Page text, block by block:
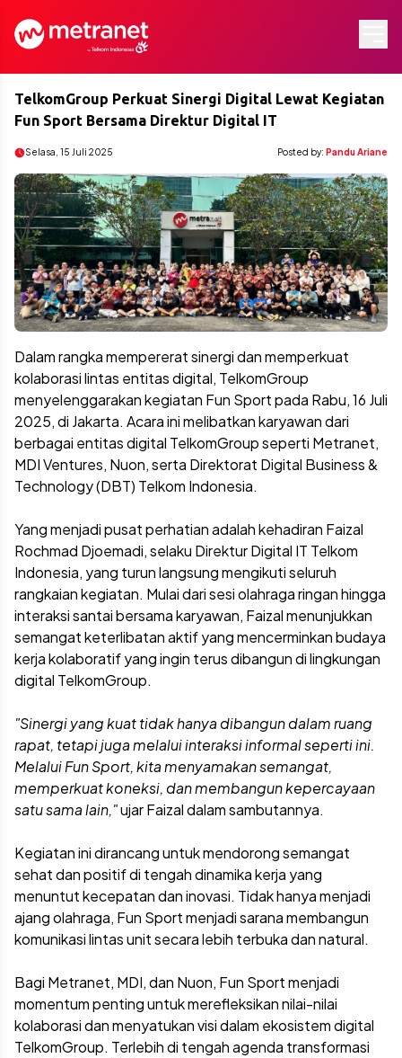
TelkomGroup Perkuat Sinergi Digital Lewat Kegiatan
Fun Sport Bersama Direktur Digital IT
Selasa, 15 Juli 2025 Posted by: Pandu Ariane
Dalam rangka mempererat sinergi dan memperkuat
kolaborasi lintas entitas digital, TelkomGroup
menyelenggarakan kegiatan Fun Sport pada Rabu, 16 Juli
2025, di Jakarta. Acara ini melibatkan karyawan dari
berbagai entitas digital TelkomGroup seperti Metranet,
MDI Ventures, Nuon, serta Direktorat Digital Business &
Technology (DBT) Telkom Indonesia.
Yang menjadi pusat perhatian adalah kehadiran Faizal
Rochmad Djoemadi, selaku Direktur Digital IT Telkom
Indonesia, yang turun langsung mengikuti seluruh
rangkaian kegiatan. Mulai dari sesi olahraga ringan hingga
interaksi santai bersama karyawan, Faizal menunjukkan
semangat keterlibatan aktif yang mencerminkan budaya
kerja kolaboratif yang ingin terus dibangun di lingkungan
digital TelkomGroup.
"Sinergi yang kuat tidak hanya dibangun dalam ruang
rapat, tetapi juga melalui interaksi informal seperti ini.
Melalui Fun Sport, kita menyamakan semangat,
memperkuat koneksi, dan membangun kepercayaan
satu sama lain,"ujar Faizal dalam sambutannya.
Kegiatan ini dirancang untuk mendorong semangat
sehat dan positif di tengah dinamika kerja yang
menuntut kecepatan dan inovasi. Tidak hanya menjadi
ajang olahraga, Fun Sport menjadi sarana membangun
komunikasi lintas unit secara lebih terbuka dan natural.
Bagi Metranet, MDI, dan Nuon, Fun Sport menjadi
momentum penting untuk merefleksikan nilai-nilai
kolaborasi dan menyatukan visi dalam ekosistem digital
TelkomGroup. Terlebih di tengah agenda transformasi